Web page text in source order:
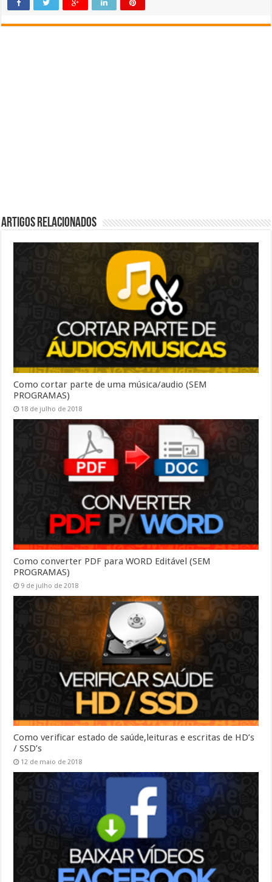
Artigos Relacionados
Como cortar parte de uma música/audio (SEM
PROGRAMAS)
18 de julho de 2018
Como converter PDF para WORD Editável (SEM
PROGRAMAS)
9 de julho de 2018
Como verificar estado de saúde,leituras e escritas de HD’s
/ SSD’s
12 de maio de 2018